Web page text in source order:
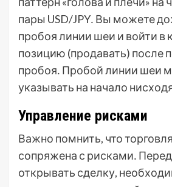
пары USD/JPY․ Вы можете
пробоя линии шеи и войти в
позицию (продавать) после
пробоя․ Пробой линии шеи
указывать на начало
Управление рисками
Важно помнить, что
сопряжена с рисками․
открывать сделку,